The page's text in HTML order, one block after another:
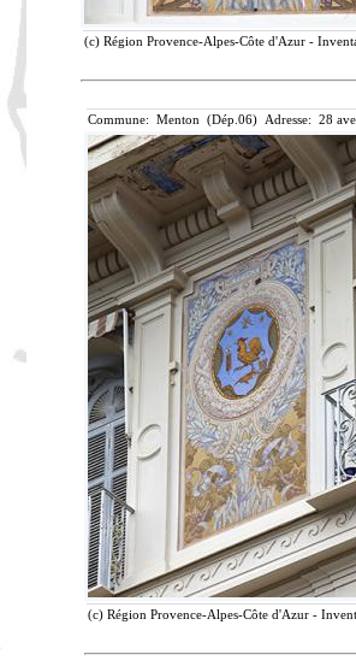
(c) Région Provence-Alpes-Côte d'Azur -
Commune: Menton (Dép.06) Adresse: 28
(c) Région Provence-Alpes-Côte d'Azur -